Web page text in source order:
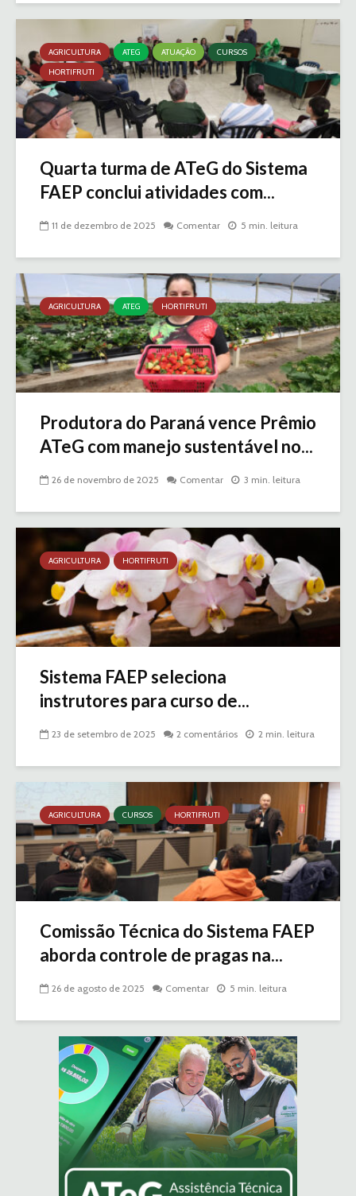
AGRICULTURA ATEG ATUAÇÃO
CURSOS
HORTIFRUTI
Quarta turma de ATeG do Sistema
FAEP conclui atividades com...
11 de dezembro de 2025 Comentar 5 min. leitura
AGRICULTURA ATEG HORTIFRUTI
Produtora do Paraná vence Prêmio
ATeG com manejo sustentável no...
26 de novembro de 2025 Comentar 3 min. leitura
AGRICULTURA HORTIFRUTI
Sistema FAEP seleciona
instrutores para curso de...
23 de setembro de 2025 2 comentários 2 min. leitura
AGRICULTURA CURSOS HORTIFRUTI
Comissão Técnica do Sistema FAEP
aborda controle de pragas na...
26 de agosto de 2025 Comentar 5 min. leitura